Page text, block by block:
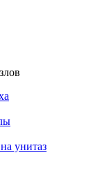
унитаз